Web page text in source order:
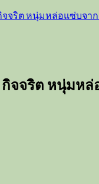
จริต หนุ่มหล่อแซ่บจาก
จจริต หนุ่มหล่